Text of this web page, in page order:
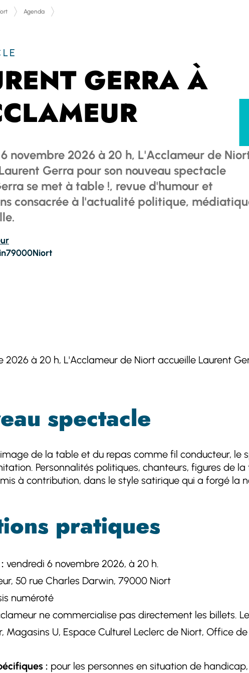
Agenda
GERRA À
novembre 2026 à 20 h, L'Acclameur de
Gerra pour son nouveau spectacle
se met à table !, revue d'humour et
consacrée à l'actualité politique,
79000Niort
2026 à 20 h, L'Acclameur de Niort accueille Laurent
spectacle
de la table et du repas comme fil conducteur, le
Personnalités politiques, chanteurs, figures de
à contribution, dans le style satirique qui a forgé la
pratiques
vendredi 6 novembre 2026, à 20 h.
50 rue Charles Darwin, 79000 Niort
numéroté
ne commercialise pas directement les billets.
Magasins U, Espace Culturel Leclerc de Niort, Office
: pour les personnes en situation de